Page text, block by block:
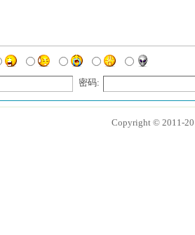
密码:
?
Copyright © 2011-